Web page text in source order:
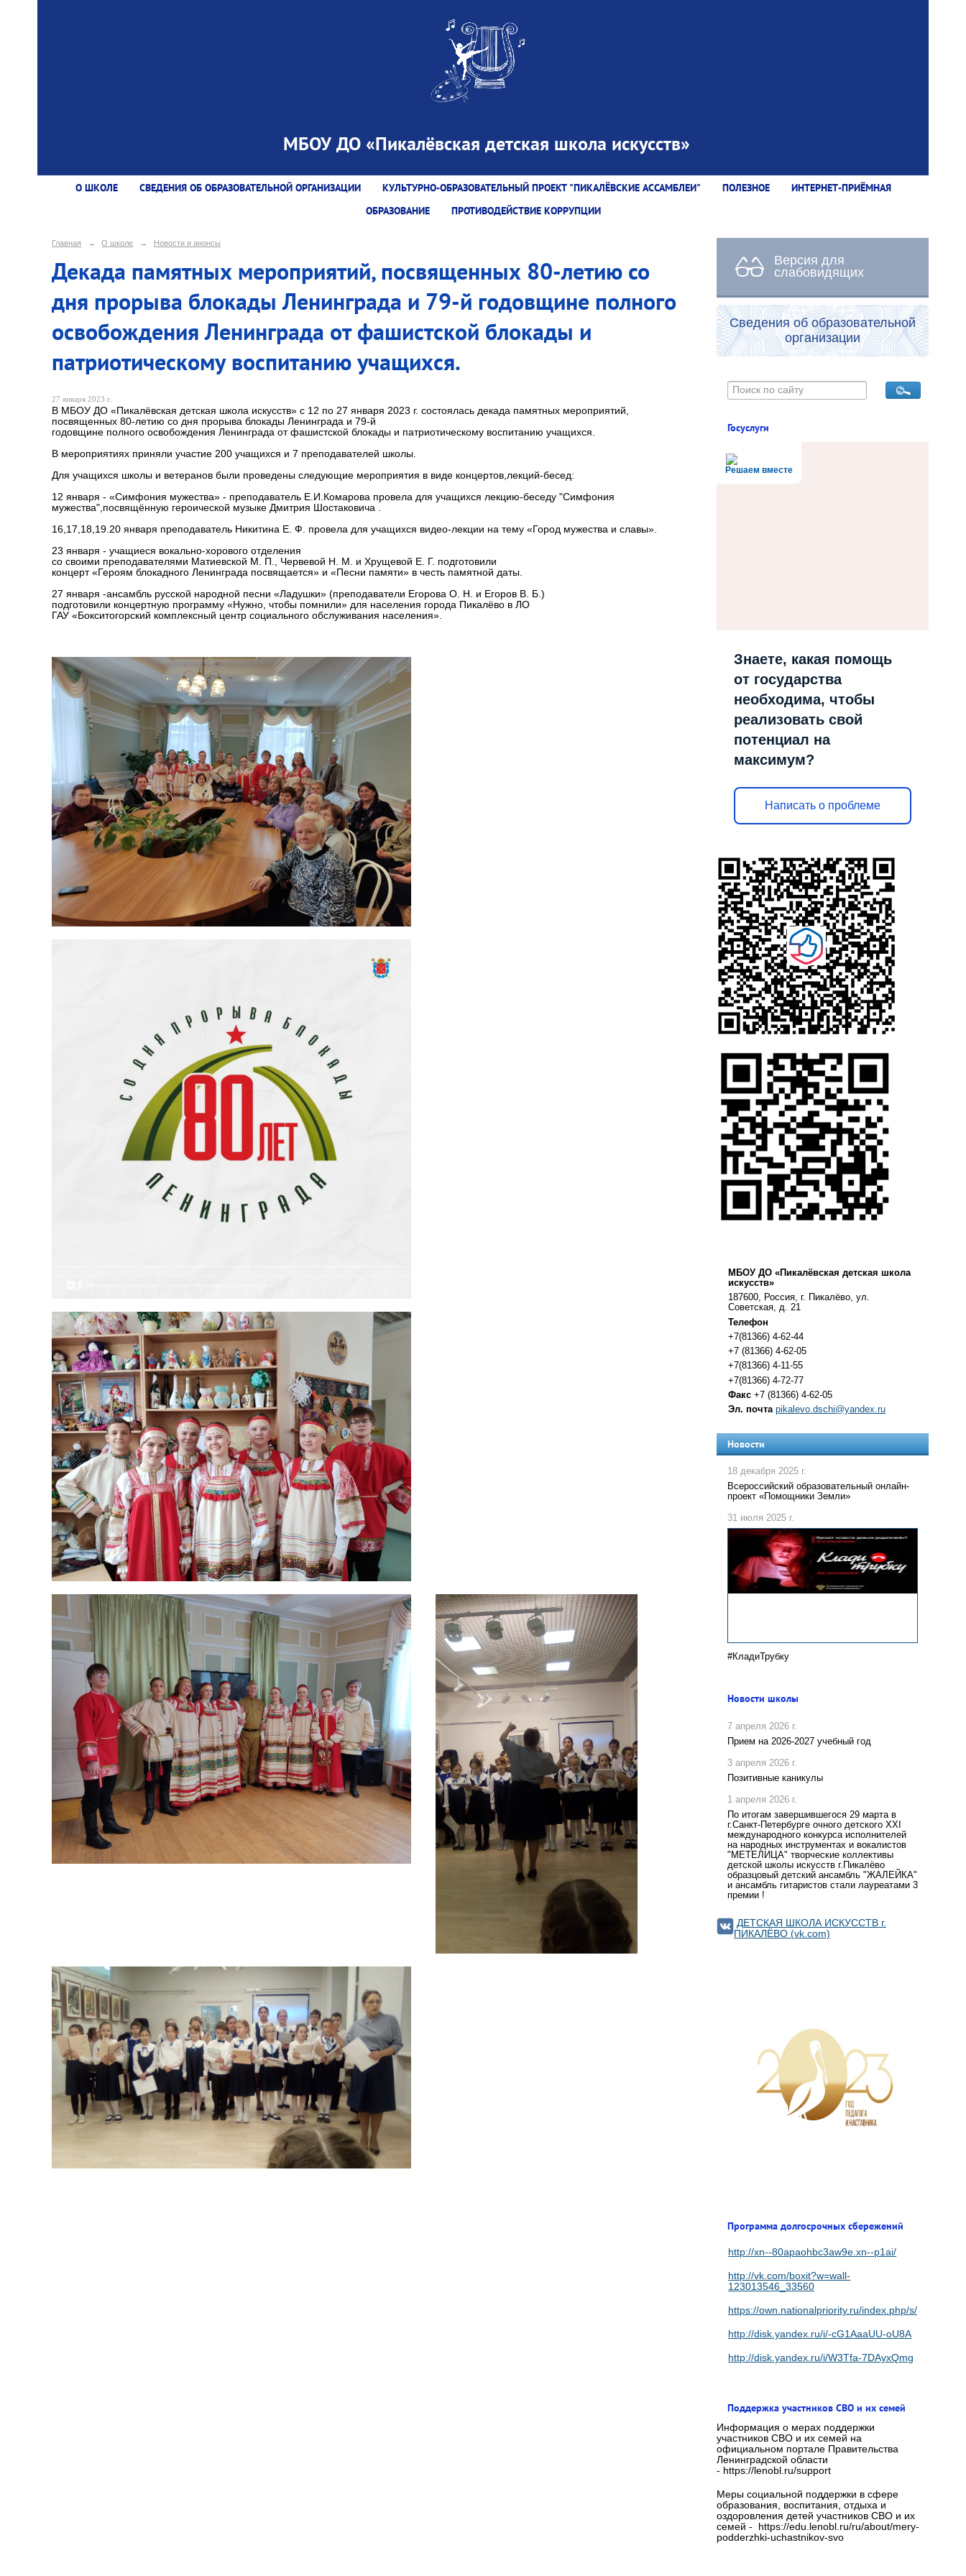
МБОУ ДО «Пикалёвская детская школа искусств»
О ШКОЛЕ СВЕДЕНИЯ ОБ ОБРАЗОВАТЕЛЬНОЙ ОРГАНИЗАЦИИ КУЛЬТУРНО-ОБРАЗОВАТЕЛЬНЫЙ ПРОЕКТ "ПИКАЛЁВСКИЕ АССАМБЛЕИ" ПОЛЕЗНОЕ
ИНТЕРНЕТ-ПРИЁМНАЯ
ОБРАЗОВАНИЕ
ПРОТИВОДЕЙСТВИЕ КОРРУПЦИИ
Главная → О школе → Новости и анонсы
Декада памятных мероприятий, посвященных 80-летию со
дня прорыва блокады Ленинграда и 79-й годовщине полного
освобождения Ленинграда от фашистской блокады и
патриотическому воспитанию учащихся.
27 января 2023 г.
В МБОУ ДО «Пикалёвская детская школа искусств» с 12 по 27 января 2023 г. состоялась декада памятных мероприятий,
посвященных 80-летию со дня прорыва блокады Ленинграда и 79-й
годовщине полного освобождения Ленинграда от фашистской блокады и патриотическому воспитанию учащихся.
В мероприятиях приняли участие 200 учащихся и 7 преподавателей школы.
Для учащихся школы и ветеранов были проведены следующие мероприятия в виде концертов,лекций-бесед:
12 января - «Симфония мужества» - преподаватель Е.И.Комарова провела для учащихся лекцию-беседу "Симфония
мужества",посвящённую героической музыке Дмитрия Шостаковича .
16,17,18,19.20 января преподаватель Никитина Е. Ф. провела для учащихся видео-лекции на тему «Город мужества и славы».
23 января - учащиеся вокально-хорового отделения
со своими преподавателями Матиевской М. П., Червевой Н. М. и Хрущевой Е. Г. подготовили
концерт «Героям блокадного Ленинграда посвящается» и «Песни памяти» в честь памятной даты.
27 января -ансамбль русской народной песни «Ладушки» (преподаватели Егорова О. Н. и Егоров В. Б.)
подготовили концертную программу «Нужно, чтобы помнили» для населения города Пикалёво в ЛО
ГАУ «Бокситогорский комплексный центр социального обслуживания населения».
Версия для
слабовидящих
Сведения об образовательной
организации
Госуслуги
Решаем вместе
Знаете, какая помощь
от государства
необходима, чтобы
реализовать свой
потенциал на
максимум?
Написать о проблеме
МБОУ ДО «Пикалёвская детская школа
искусств»
187600, Россия, г. Пикалёво, ул.
Советская, д. 21
Телефон
+7(81366) 4-62-44
+7 (81366) 4-62-05
+7(81366) 4-11-55
+7(81366) 4-72-77
Факс +7 (81366) 4-62-05
Эл. почта pikalevo.dschi@yandex.ru
Новости
18 декабря 2025 г.
Всероссийский образовательный онлайн-
проект «Помощники Земли»
31 июля 2025 г.
#КладиТрубку
Новости школы
7 апреля 2026 г.
Прием на 2026-2027 учебный год
3 апреля 2026 г.
Позитивные каникулы
1 апреля 2026 г.
По итогам завершившегося 29 марта в
г.Санкт-Петербурге очного детского XXI
международного конкурса исполнителей
на народных инструментах и вокалистов
"МЕТЕЛИЦА" творческие коллективы
детской школы искусств г.Пикалёво
образцовый детский ансамбль "ЖАЛЕЙКА"
и ансамбль гитаристов стали лауреатами 3
премии !
ДЕТСКАЯ ШКОЛА ИСКУССТВ г.
ПИКАЛЁВО (vk.com)
Программа долгосрочных сбережений
http://xn--80apaohbc3aw9e.xn--p1ai/
http://vk.com/boxit?w=wall-
123013546_33560
https://own.nationalpriority.ru/index.php/s/
http://disk.yandex.ru/i/-cG1AaaUU-oU8A
http://disk.yandex.ru/i/W3Tfa-7DAyxQmg
Поддержка участников СВО и их семей
Информация о мерах поддержки
участников СВО и их семей на
официальном портале Правительства
Ленинградской области
- https://lenobl.ru/support
Меры социальной поддержки в сфере
образования, воспитания, отдыха и
оздоровления детей участников СВО и их
семей - https://edu.lenobl.ru/ru/about/mery-
podderzhki-uchastnikov-svo